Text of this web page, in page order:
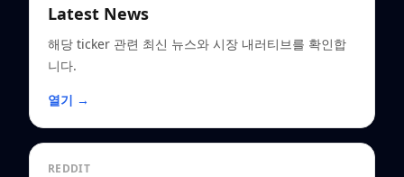
Latest News
해당 ticker 관련 최신 뉴스와 시장 내러티브를 확인합
니다.
열기 →
REDDIT